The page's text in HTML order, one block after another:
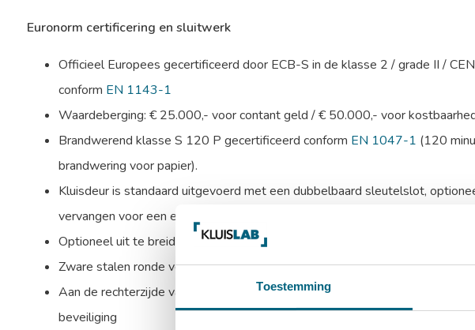
Toestemming
Euronorm certificering en sluitwerk
Officieel Europees gecertificeerd door ECB-S in de klasse 2 / grade II /
conform EN 1143-1
Waardeberging: € 25.000,- voor contant geld / € 50.000,- voor
Brandwerend klasse S 120 P gecertificeerd conform EN 1047-1 (120
brandwering voor papier).
Kluisdeur is standaard uitgevoerd met een dubbelbaard sleutelslot,
vervangen voor een electronisch codeslot.
Optioneel uit te breiden met een alarmbox, seimische kluisdetector of
Zware stalen ronde verchroomde schoten aan bovenzijde, onderzijde en
Aan de rechterzijde valt een blinde schoot in de sponning van de kluis voor
beveiliging